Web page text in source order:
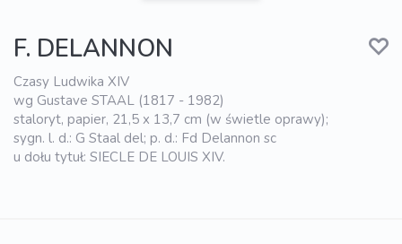
F. DELANNON
Czasy Ludwika XIV
wg Gustave STAAL (1817 - 1982)
staloryt, papier, 21,5 x 13,7 cm (w świetle oprawy);
sygn. l. d.: G Staal del; p. d.: Fd Delannon sc
u dołu tytuł: SIECLE DE LOUIS XIV.